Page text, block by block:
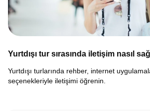
Yurtdışı tur sırasında iletişim nasıl
Yurtdışı turlarında rehber, internet
seçenekleriyle iletişimi öğrenin.